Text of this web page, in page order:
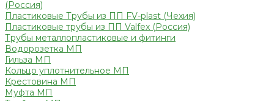
(Россия)
Пластиковые Трубы из ПП FV-plast (Чехия)
Пластиковые трубы из ПП Valfex (Россия)
Трубы металлопластиковые и фитинги
Водорозетка МП
Гильза МП
Кольцо уплотнительное МП
Крестовина МП
Муфта МП